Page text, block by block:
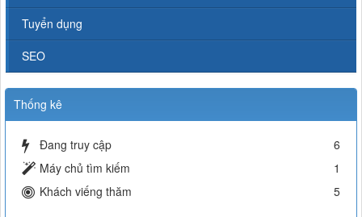
Tuyển dụng
SEO
Thống kê
Đang truy cập
6
Máy chủ tìm kiếm
1
Khách viếng thăm
5